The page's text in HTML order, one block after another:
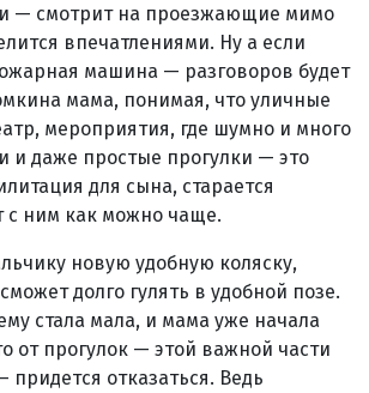
— смотрит на проезжающие мимо
впечатлениями. Ну а если
машина — разговоров будет
мама, понимая, что уличные
мероприятия, где шумно и много
и даже простые прогулки — это
для сына, старается
с ним как можно чаще.
новую удобную коляску,
долго гулять в удобной позе.
стала мала, и мама уже начала
от прогулок — этой важной части
отказаться. Ведь